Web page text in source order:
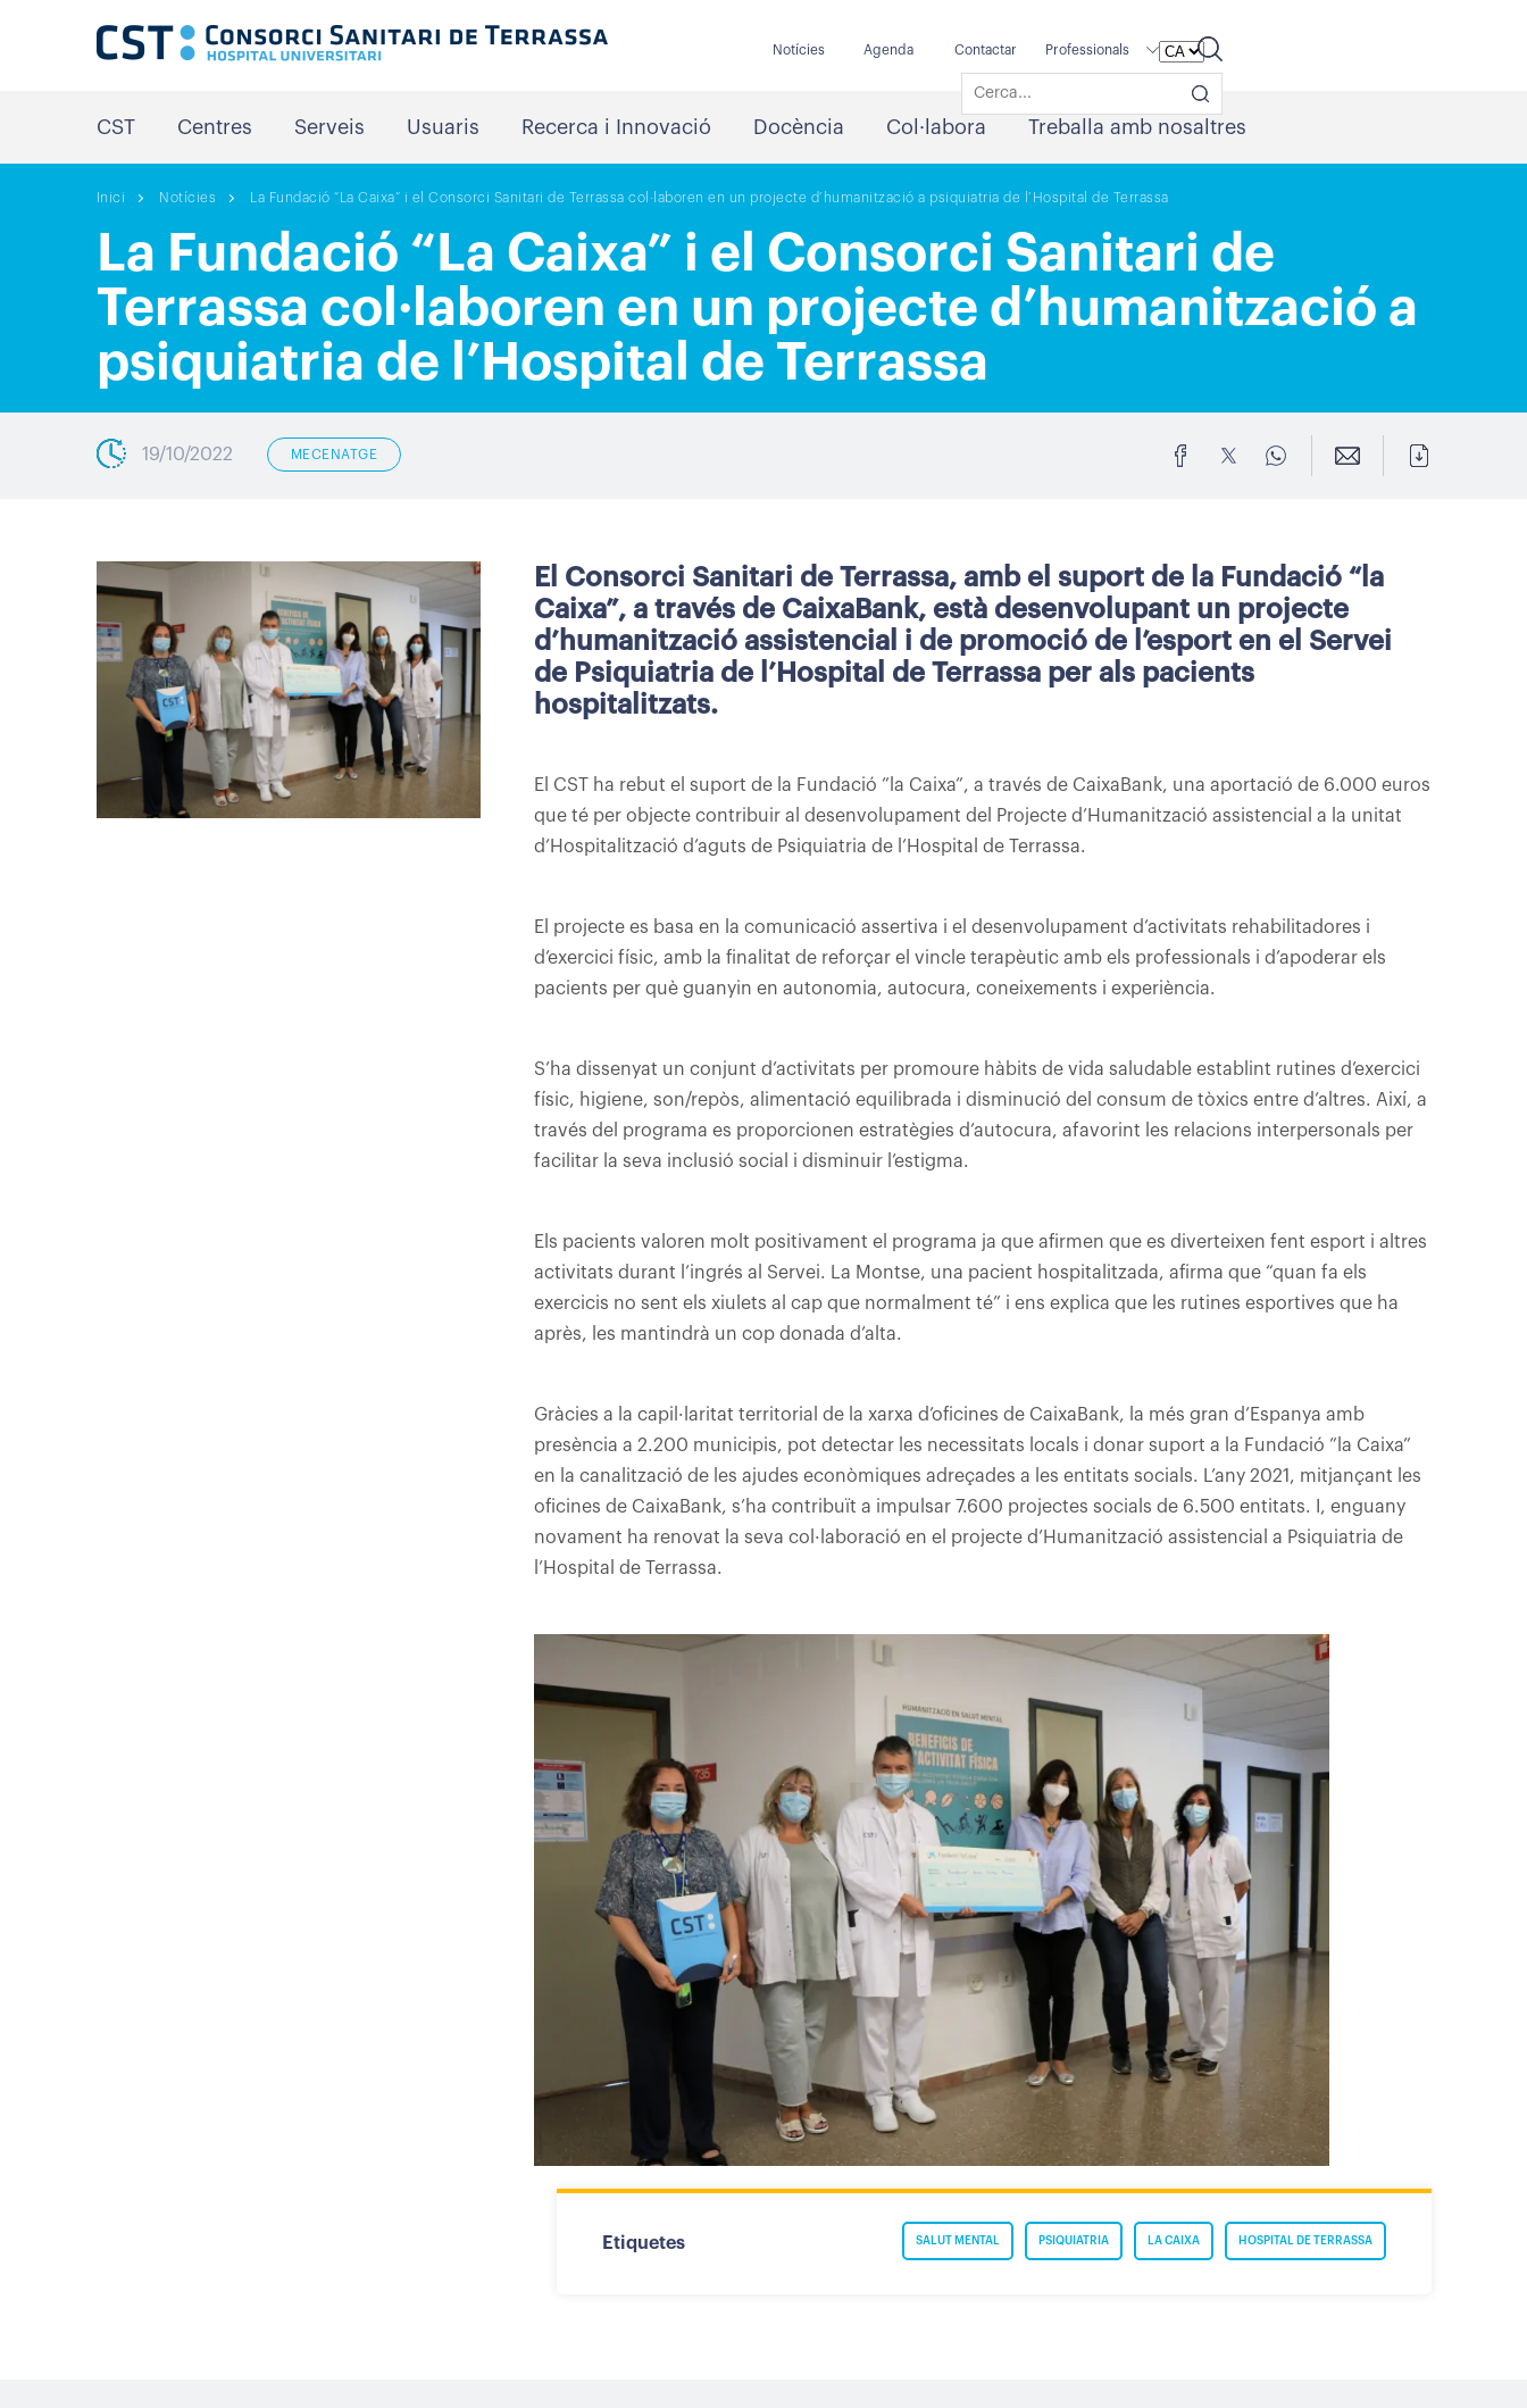
Notícies Agenda Contactar Professionals
CST Centres Serveis Usuaris Recerca i Innovació Docència Col·labora Treballa amb nosaltres
Inici Notícies La Fundació “La Caixa” i el Consorci Sanitari de Terrassa col·laboren en un projecte d’humanització a psiquiatria de l’Hospital de Terrassa
La Fundació “La Caixa” i el Consorci Sanitari de
Terrassa col·laboren en un projecte d’humanització a
psiquiatria de l’Hospital de Terrassa
19/10/2022 MECENATGE
El Consorci Sanitari de Terrassa, amb el suport de la Fundació “la
Caixa”, a través de CaixaBank, està desenvolupant un projecte
d’humanització assistencial i de promoció de l’esport en el Servei
de Psiquiatria de l’Hospital de Terrassa per als pacients
hospitalitzats.
El CST ha rebut el suport de la Fundació ”la Caixa”, a través de CaixaBank, una aportació de 6.000 euros
que té per objecte contribuir al desenvolupament del Projecte d’Humanització assistencial a la unitat
d’Hospitalització d’aguts de Psiquiatria de l’Hospital de Terrassa.
El projecte es basa en la comunicació assertiva i el desenvolupament d’activitats rehabilitadores i
d’exercici físic, amb la finalitat de reforçar el vincle terapèutic amb els professionals i d’apoderar els
pacients per què guanyin en autonomia, autocura, coneixements i experiència.
S’ha dissenyat un conjunt d’activitats per promoure hàbits de vida saludable establint rutines d’exercici
físic, higiene, son/repòs, alimentació equilibrada i disminució del consum de tòxics entre d’altres. Així, a
través del programa es proporcionen estratègies d’autocura, afavorint les relacions interpersonals per
facilitar la seva inclusió social i disminuir l’estigma.
Els pacients valoren molt positivament el programa ja que afirmen que es diverteixen fent esport i altres
activitats durant l’ingrés al Servei. La Montse, una pacient hospitalitzada, afirma que “quan fa els
exercicis no sent els xiulets al cap que normalment té” i ens explica que les rutines esportives que ha
après, les mantindrà un cop donada d’alta.
Gràcies a la capil·laritat territorial de la xarxa d’oficines de CaixaBank, la més gran d’Espanya amb
presència a 2.200 municipis, pot detectar les necessitats locals i donar suport a la Fundació ”la Caixa”
en la canalització de les ajudes econòmiques adreçades a les entitats socials. L’any 2021, mitjançant les
oficines de CaixaBank, s’ha contribuït a impulsar 7.600 projectes socials de 6.500 entitats. I, enguany
novament ha renovat la seva col·laboració en el projecte d’Humanització assistencial a Psiquiatria de
l’Hospital de Terrassa.
Etiquetes HOSPITAL DE TERRASSA
LA CAIXA
PSIQUIATRIA
SALUT MENTAL